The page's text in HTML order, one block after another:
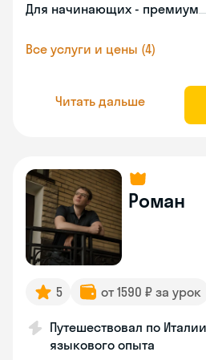
Для начинающих - премиум
Все услуги и цены (4)
Читать дальше
Роман
5 от 1590 ₽ за урок
Путешествовал по
языкового опыта